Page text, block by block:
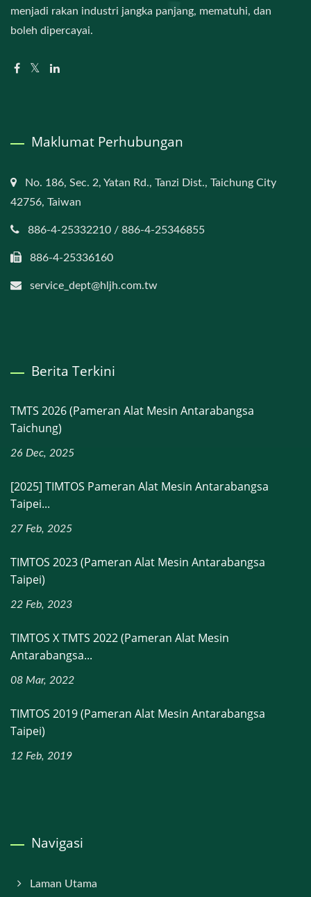
menjadi rakan industri jangka panjang, mematuhi, dan
boleh dipercayai.
Maklumat Perhubungan
No. 186, Sec. 2, Yatan Rd., Tanzi Dist., Taichung City
42756, Taiwan
886-4-25332210 / 886-4-25346855
886-4-25336160
service_dept@hljh.com.tw
Berita Terkini
TMTS 2026 (Pameran Alat Mesin Antarabangsa
Taichung)
26 Dec, 2025
[2025] TIMTOS Pameran Alat Mesin Antarabangsa
Taipei...
27 Feb, 2025
TIMTOS 2023 (Pameran Alat Mesin Antarabangsa
Taipei)
22 Feb, 2023
TIMTOS X TMTS 2022 (Pameran Alat Mesin
Antarabangsa...
08 Mar, 2022
TIMTOS 2019 (Pameran Alat Mesin Antarabangsa
Taipei)
12 Feb, 2019
Navigasi
Laman Utama